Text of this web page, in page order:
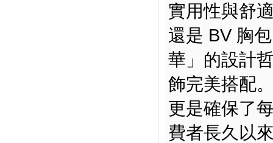
實用性與舒
還是 BV 胸
華」的設計
飾完美搭配
更是確保了
費者長久以